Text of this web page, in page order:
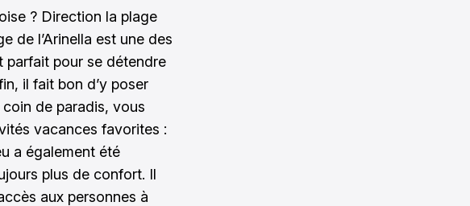
? Direction la plage
de l’Arinella est une des
parfait pour se détendre
il fait bon d’y poser
de paradis, vous
vacances favorites :
a également été
plus de confort. Il
aux personnes à